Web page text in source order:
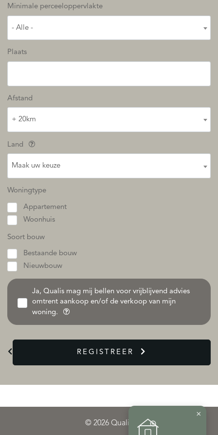
Minimale perceeloppervlakte
- Alle -
Plaats
Afstand
+ 20km
Land
Maak uw keuze
Woningtype
Appartement
Woonhuis
Soort bouw
Bestaande bouw
Nieuwbouw
Ja, Qualis mag mij bellen voor vrijblijvend advies
omtrent aankoop en/of de verkoop van mijn
woning.
REGISTREER
© 2026 Qualis
×